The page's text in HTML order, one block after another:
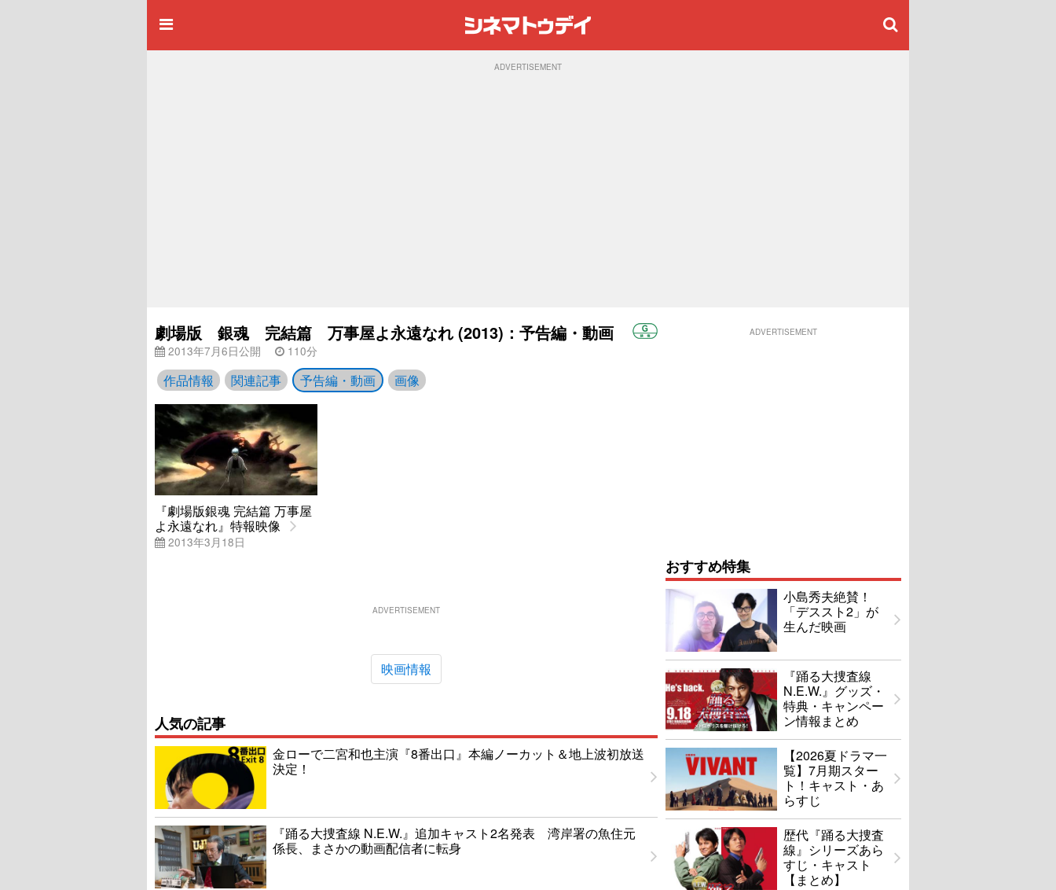
ADVERTISEMENT
劇場版 銀魂 完結篇 万事屋よ永遠なれ (2013)：予告編・動画
2013年7月6日公開 110分
作品情報 関連記事 予告編・動画 画像
『劇場版銀魂 完結篇 万事屋
よ永遠なれ』特報映像
2013年3月18日
ADVERTISEMENT
映画情報
人気の記事
金ローで二宮和也主演『8番出口』本編ノーカット＆地上波初放送
決定！
『踊る大捜査線 N.E.W.』追加キャスト2名発表 湾岸署の魚住元
係長、まさかの動画配信者に転身
ADVERTISEMENT
おすすめ特集
小島秀夫絶賛！
「デススト2」が
生んだ映画
『踊る大捜査線
N.E.W.』グッズ・
特典・キャンペー
ン情報まとめ
【2026夏ドラマ一
覧】7月期スター
ト！キャスト・あ
らすじ
歴代『踊る大捜査
線』シリーズあら
すじ・キャスト
【まとめ】